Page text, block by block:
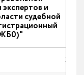
и
судебной